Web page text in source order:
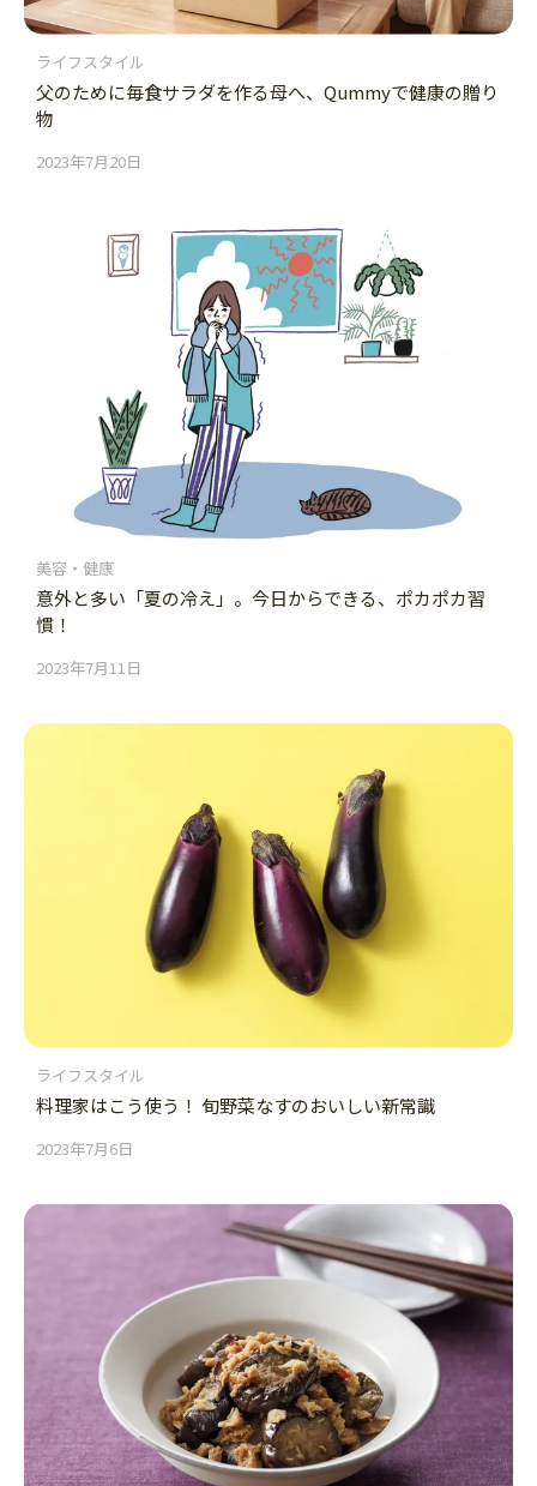
ライフスタイル
父のために毎食サラダを作る母へ、Qummyで健康の贈り
物
2023年7月20日
美容・健康
意外と多い「夏の冷え」。今日からできる、ポカポカ習
慣！
2023年7月11日
ライフスタイル
料理家はこう使う！ 旬野菜なすのおいしい新常識
2023年7月6日